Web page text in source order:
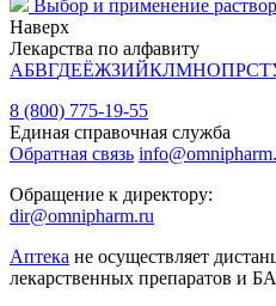
Выбор и применение
Наверх
Лекарства по алфавиту
АБВГДЕЁЖЗИЙКЛМНОПРСТ
8 (800) 775-19-55
Единая справочная служба
Обратная связь
Обращение к директору:
dir@omnipharm.ru
Аптека не осуществляет
лекарственных препаратов и